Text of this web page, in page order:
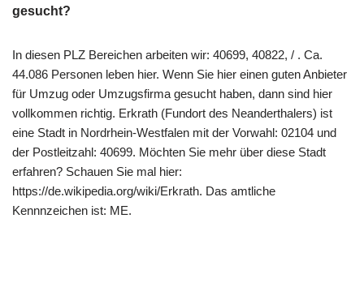
gesucht?
In diesen PLZ Bereichen arbeiten wir: 40699, 40822, / . Ca.
44.086 Personen leben hier. Wenn Sie hier einen guten Anbieter
für Umzug oder Umzugsfirma gesucht haben, dann sind hier
vollkommen richtig. Erkrath (Fundort des Neanderthalers) ist
eine Stadt in Nordrhein-Westfalen mit der Vorwahl: 02104 und
der Postleitzahl: 40699. Möchten Sie mehr über diese Stadt
erfahren? Schauen Sie mal hier:
https://de.wikipedia.org/wiki/Erkrath. Das amtliche
Kennnzeichen ist: ME.